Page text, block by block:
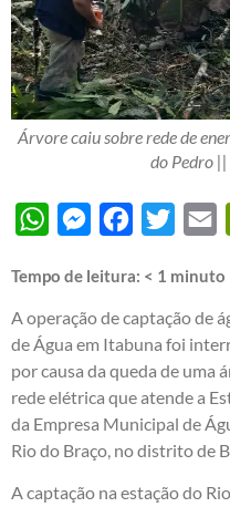
Árvore caiu sobre rede de
do Pedro
WhatsAppMessengerFacebook
Twitter
Tempo de leitura: < 1 minuto
A operação de captação de
de Água em Itabuna foi
por causa da queda de uma
rede elétrica que atende a
da Empresa Municipal de
Rio do Braço, no distrito de
A captação na estação do